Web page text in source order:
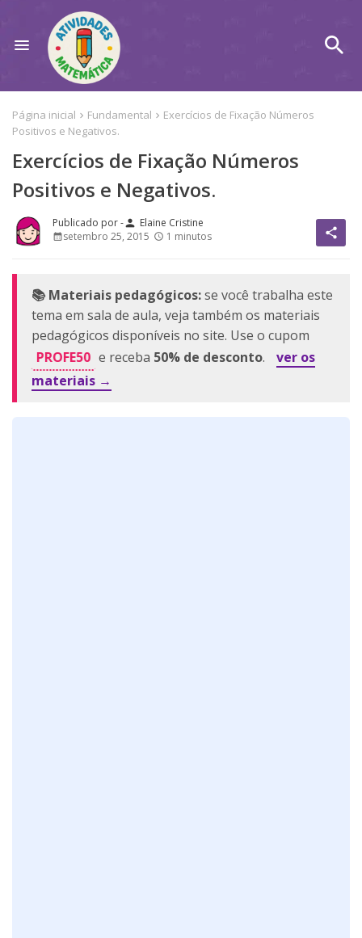
Página inicial Fundamental
Exercícios de Fixação Números
Positivos e Negativos.
Exercícios de Fixação Números
Positivos e Negativos.
person Elaine Cristine
setembro 25, 2015
1 minutos share
📚 Materiais pedagógicos:se você trabalha este
tema em sala de aula, veja também os materiais
pedagógicos disponíveis no site. Use o cupom
PROFE50 e receba 50% de desconto.
ver os
materiais →